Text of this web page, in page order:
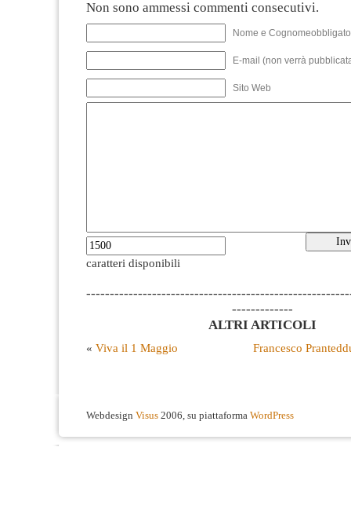
Non sono ammessi commenti consecutivi.
Nome e
E-mail (non verrà
Sito Web
caratteri disponibili
-------------
ALTRI ARTICOLI
« Viva il 1 Maggio Francesco
Webdesign Visus 2006, su piattaforma WordPress